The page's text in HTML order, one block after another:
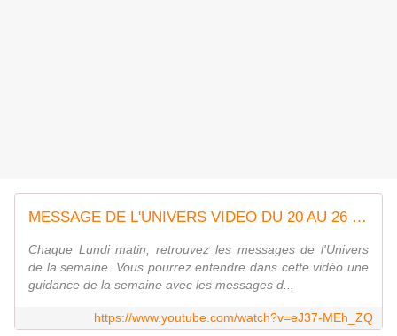
MESSAGE DE L'UNIVERS VIDEO DU 20 AU 26 SEPT 2021 L'ANGE est le messager du Ciel et de nos guides
Chaque Lundi matin, retrouvez les messages de l'Univers
de la semaine. Vous pourrez entendre dans cette vidéo une
guidance de la semaine avec les messages d...
https://www.youtube.com/watch?v=eJ37-MEh_ZQ